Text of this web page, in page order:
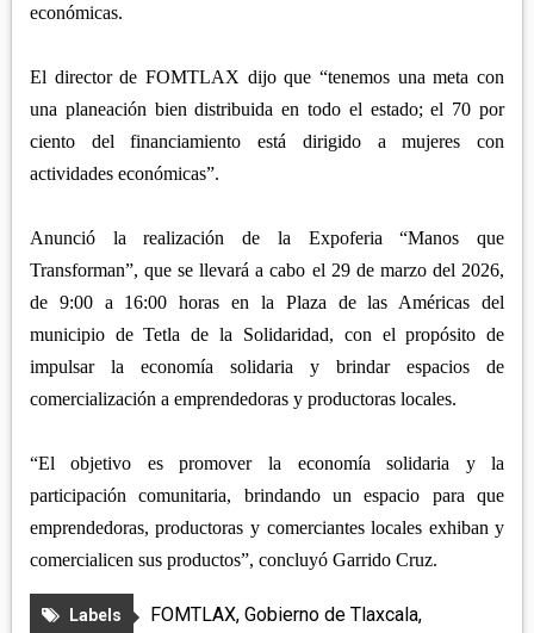
económicas.
El director de FOMTLAX dijo que “tenemos una meta con
una planeación bien distribuida en todo el estado; el 70 por
ciento del financiamiento está dirigido a mujeres con
actividades económicas”.
Anunció la realización de la Expoferia “Manos que
Transforman”, que se llevará a cabo el 29 de marzo del 2026,
de 9:00 a 16:00 horas en la Plaza de las Américas del
municipio de Tetla de la Solidaridad, con el propósito de
impulsar la economía solidaria y brindar espacios de
comercialización a emprendedoras y productoras locales.
“El objetivo es promover la economía solidaria y la
participación comunitaria, brindando un espacio para que
emprendedoras, productoras y comerciantes locales exhiban y
comercialicen sus productos”, concluyó Garrido Cruz.
Labels FOMTLAX, Gobierno de Tlaxcala,